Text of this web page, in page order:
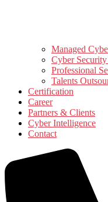
Managed
Cyber
Professional
Talents
Certification
Career
Partners & Clients
Cyber Intelligence
Contact